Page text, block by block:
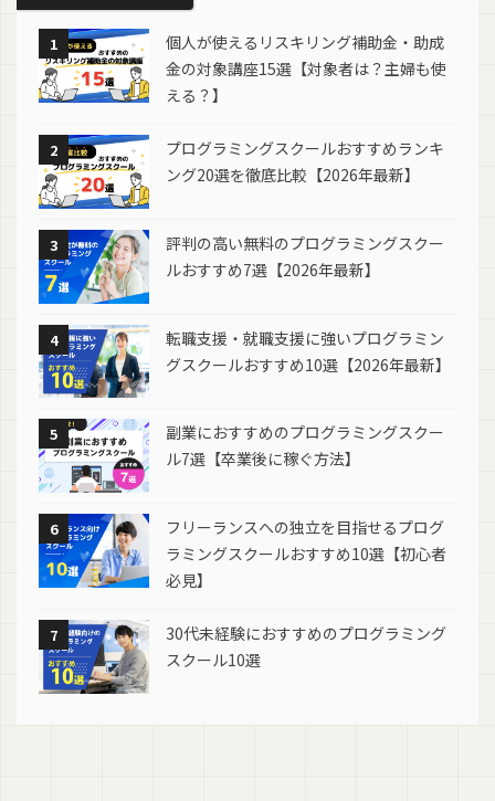
1
個人が使えるリスキリング補助金・助成
金の対象講座15選【対象者は？主婦も使
える？】
2
プログラミングスクールおすすめランキ
ング20選を徹底比較【2026年最新】
3
評判の高い無料のプログラミングスクー
ルおすすめ7選【2026年最新】
4
転職支援・就職支援に強いプログラミン
グスクールおすすめ10選【2026年最新】
5
副業におすすめのプログラミングスクー
ル7選【卒業後に稼ぐ方法】
6
フリーランスへの独立を目指せるプログ
ラミングスクールおすすめ10選【初心者
必見】
7
30代未経験におすすめのプログラミング
スクール10選